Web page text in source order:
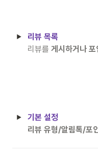
리뷰 목록
리뷰를 게시하거나 포
기본 설정
리뷰 유형/알림톡/포